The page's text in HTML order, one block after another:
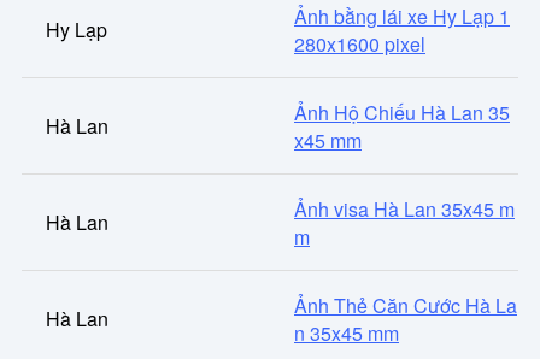
Hy Lạp
Ảnh bằng lái xe Hy Lạp 1
280x1600 pixel
Hà Lan
Ảnh Hộ Chiếu Hà Lan 35
x45 mm
Hà Lan
Ảnh visa Hà Lan 35x45 m
m
Hà Lan
Ảnh Thẻ Căn Cước Hà La
n 35x45 mm